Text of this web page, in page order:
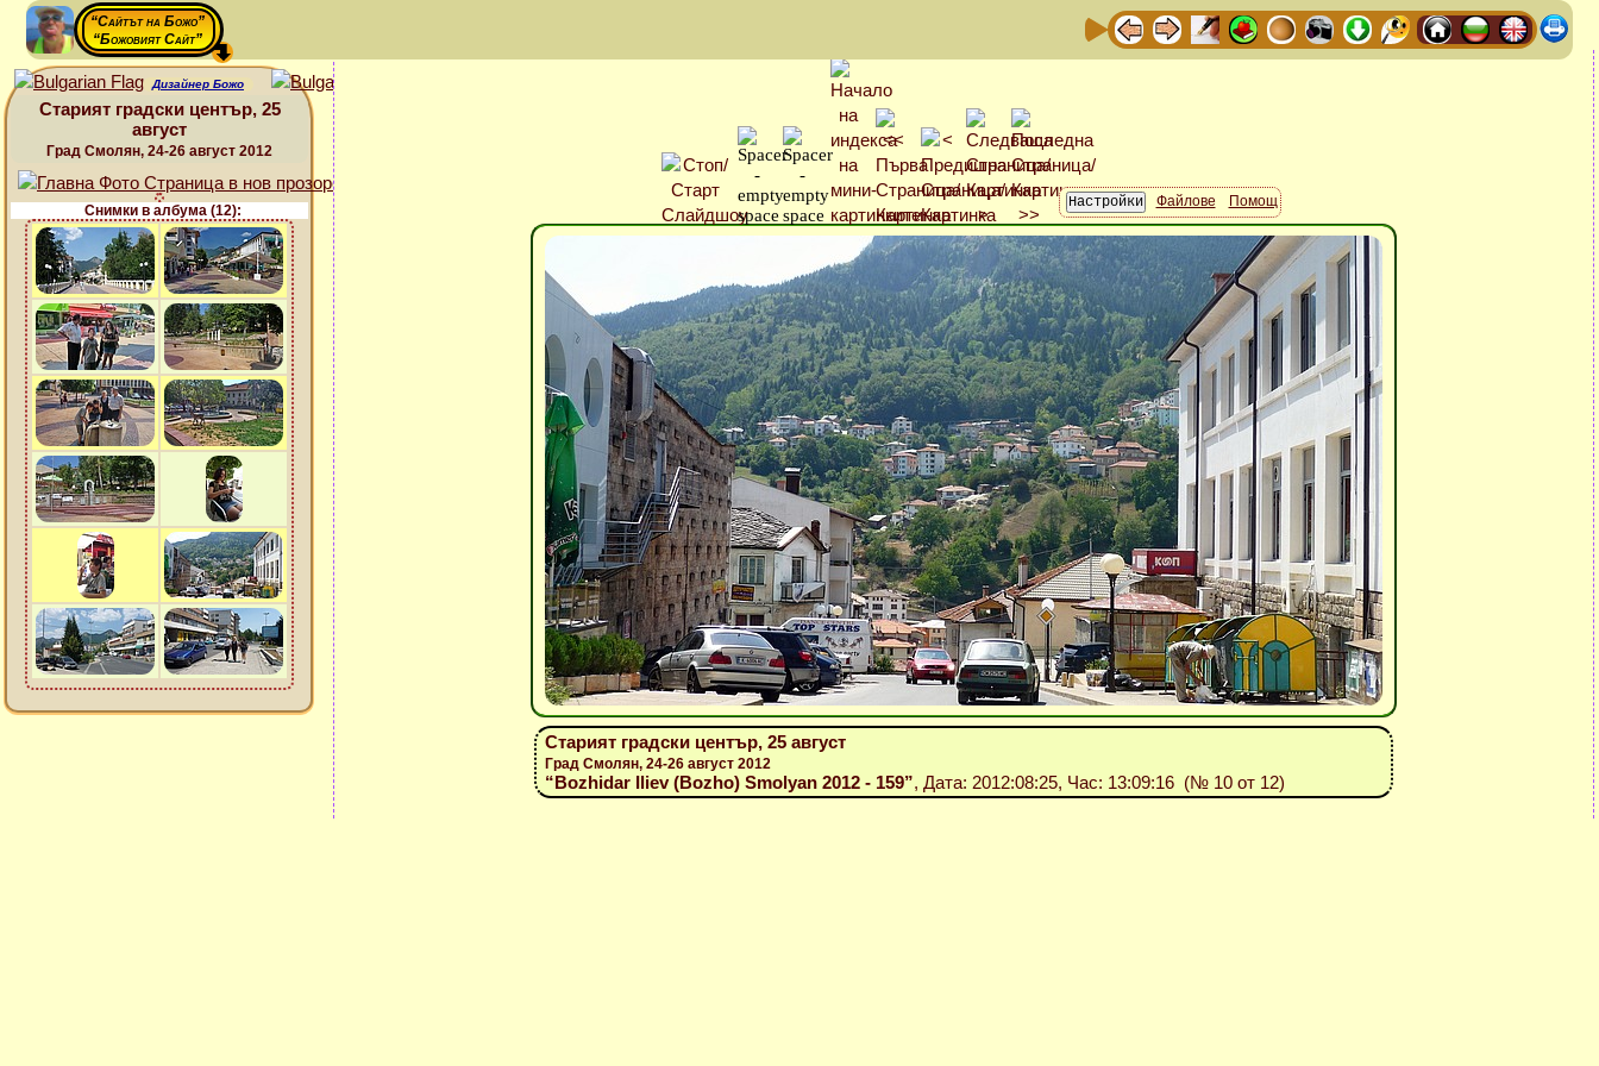
“Сайтът на Божо”
“Божовият Сайт”
Дизайнер Божо
Старият градски център, 25
август
Град Смолян, 24-26 август 2012
Снимки в албума (12):
Файлове Помощ
Старият градски център, 25 август
Град Смолян, 24-26 август 2012
“Bozhidar Iliev (Bozho) Smolyan 2012 - 159”, Дата: 2012:08:25, Час: 13:09:16 (№ 10 от 12)